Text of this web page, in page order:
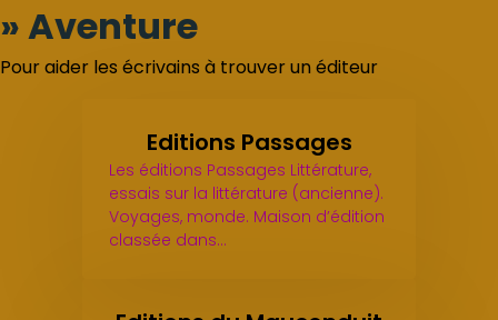
» Aventure
Pour aider les écrivains à trouver un éditeur
Editions Passages
Les éditions Passages Littérature,
essais sur la littérature (ancienne).
Voyages, monde. Maison d’édition
classée dans…